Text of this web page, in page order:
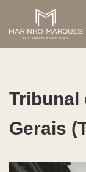
Pular
para
Tribunal
Gerais